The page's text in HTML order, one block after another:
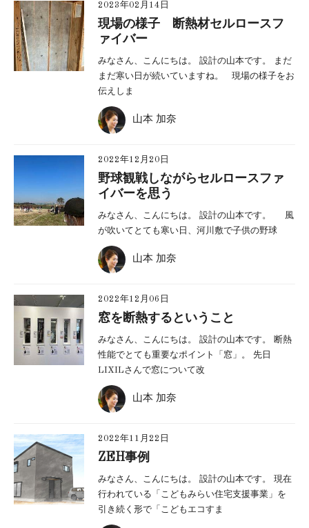
2023年02月14日
現場の様子 断熱材セルロースフ
ァイバー
みなさん、こんにちは。 設計の山本です。 まだ
まだ寒い日が続いていますね。 現場の様子をお
伝えしま
山本 加奈
2022年12月20日
野球観戦しながらセルロースファ
イバーを思う
みなさん、こんにちは。 設計の山本です。 風
が吹いてとても寒い日、河川敷で子供の野球
山本 加奈
2022年12月06日
窓を断熱するということ
みなさん、こんにちは。 設計の山本です。 断熱
性能でとても重要なポイント「窓」。 先日
LIXILさんで窓について改
山本 加奈
2022年11月22日
ZEH事例
みなさん、こんにちは。 設計の山本です。 現在
行われている「こどもみらい住宅支援事業」を
引き続く形で「こどもエコすま